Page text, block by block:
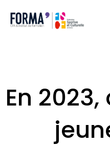
principal
contenu
En